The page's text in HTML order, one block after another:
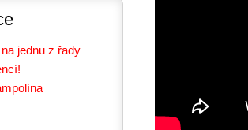
jednu z řady